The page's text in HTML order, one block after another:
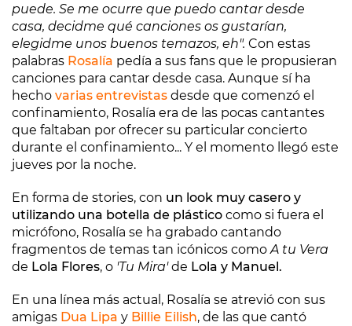
puede. Se me ocurre que puedo cantar desde
casa, decidme qué canciones os gustarían,
elegidme unos buenos temazos, eh". Con estas
palabras Rosalía pedía a sus fans que le propusieran
canciones para cantar desde casa. Aunque sí ha
hecho varias entrevistas desde que comenzó el
confinamiento, Rosalía era de las pocas cantantes
que faltaban por ofrecer su particular concierto
durante el confinamiento... Y el momento llegó este
jueves por la noche.
En forma de stories, con un look muy casero y
utilizando una botella de plástico como si fuera el
micrófono, Rosalía se ha grabado cantando
fragmentos de temas tan icónicos comoA tu Vera
de Lola Flores, o 'Tu Mira'de Lola y Manuel.
En una línea más actual, Rosalía se atrevió con sus
amigas Dua Lipa y Billie Eilish, de las que cantó